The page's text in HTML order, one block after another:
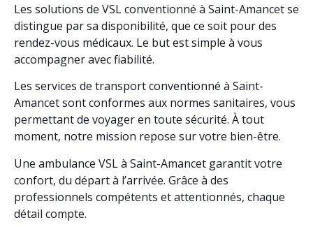
Les solutions de VSL conventionné à Saint-Amancet se
distingue par sa disponibilité, que ce soit pour des
rendez-vous médicaux. Le but est simple à vous
accompagner avec fiabilité.
Les services de transport conventionné à Saint-
Amancet sont conformes aux normes sanitaires, vous
permettant de voyager en toute sécurité. À tout
moment, notre mission repose sur votre bien-être.
Une ambulance VSL à Saint-Amancet garantit votre
confort, du départ à l’arrivée. Grâce à des
professionnels compétents et attentionnés, chaque
détail compte.